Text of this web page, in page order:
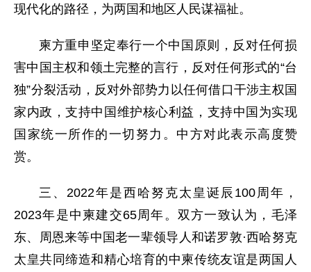
现代化的路径，为两国和地区人民谋福祉。
柬方重申坚定奉行一个中国原则，反对任何损
害中国主权和领土完整的言行，反对任何形式的“台
独”分裂活动，反对外部势力以任何借口干涉主权国
家内政，支持中国维护核心利益，支持中国为实现
国家统一所作的一切努力。中方对此表示高度赞
赏。
三、2022年是西哈努克太皇诞辰100周年，
2023年是中柬建交65周年。双方一致认为，毛泽
东、周恩来等中国老一辈领导人和诺罗敦·西哈努克
太皇共同缔造和精心培育的中柬传统友谊是两国人